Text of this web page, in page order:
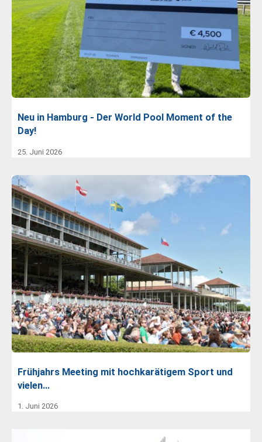
Neu in Hamburg - Der World Pool Moment of the
Day!
25. Juni 2026
Frühjahrs Meeting mit hochkarätigem Sport und
vielen…
1. Juni 2026